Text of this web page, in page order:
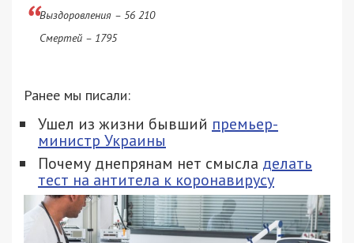
Выздоровления – 56 210
Смертей – 1795
Ранее мы писали:
Ушел из жизни бывший премьер-
министр Украины
Почему днепрянам нет смысла делать
тест на антитела к коронавирусу